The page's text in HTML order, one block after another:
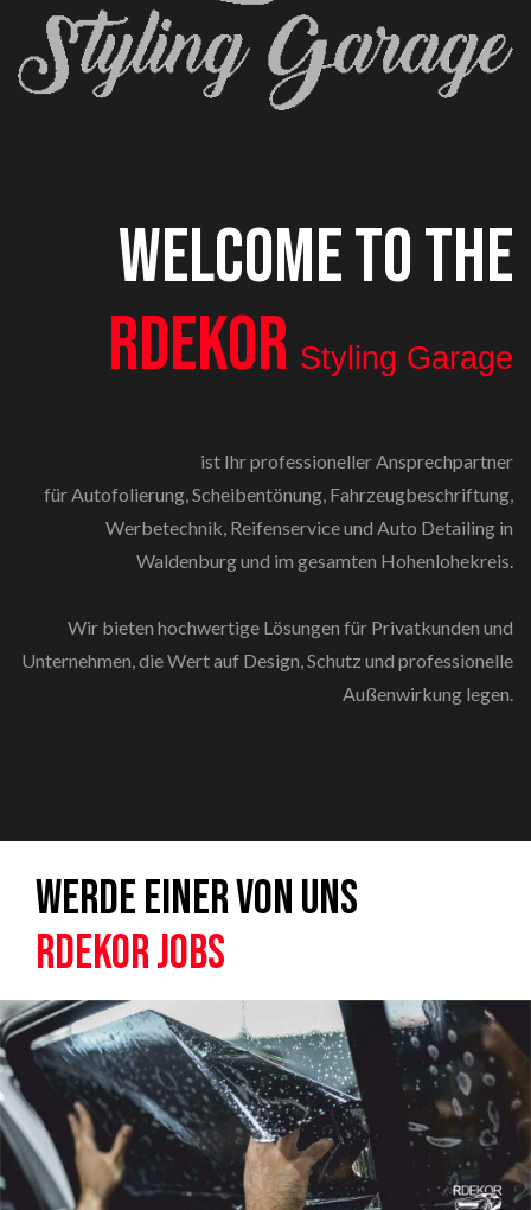
WELCOME TO THE
RDEKOR Styling Garage
ist Ihr professioneller Ansprechpartner
für Autofolierung, Scheibentönung, Fahrzeugbeschriftung,
Werbetechnik, Reifenservice und Auto Detailing in
Waldenburg und im gesamten Hohenlohekreis.
Wir bieten hochwertige Lösungen für Privatkunden und
Unternehmen, die Wert auf Design, Schutz und professionelle
Außenwirkung legen.
WERDE EINER VON UNS
RDEKOR JOBS